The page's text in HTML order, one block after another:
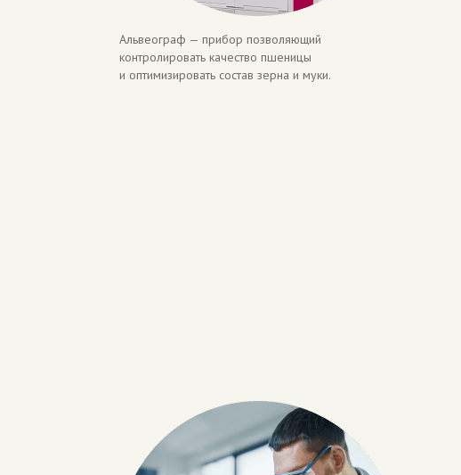
Альвеограф — прибор позволяющий
контролировать качество пшеницы
и оптимизировать состав зерна и муки.